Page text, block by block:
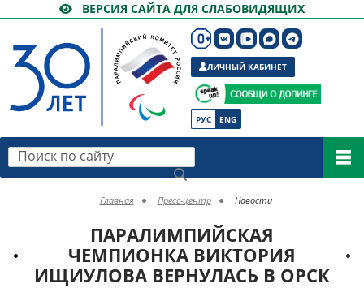
ВЕРСИЯ САЙТА ДЛЯ СЛАБОВИДЯЩИХ
РУС ENG
ЛИЧНЫЙ КАБИНЕТ
Поиск по сайту
Главная Пресс-центр Новости
ПАРАЛИМПИЙСКАЯ
ЧЕМПИОНКА ВИКТОРИЯ
ИЩИУЛОВА ВЕРНУЛАСЬ В ОРСК